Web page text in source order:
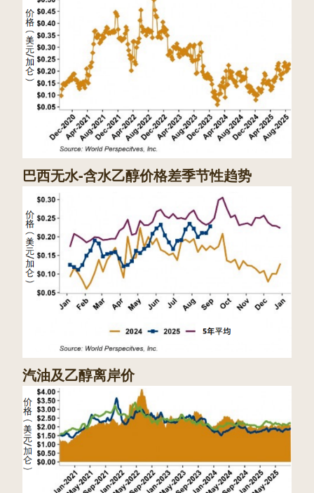
巴西无水-含水乙醇价格差季节性趋势
汽油及乙醇离岸价